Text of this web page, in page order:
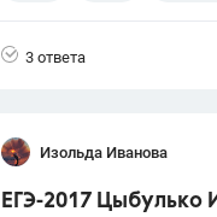
3 ответа
Изольда Иванова
ЕГЭ-2017 Цыбулько